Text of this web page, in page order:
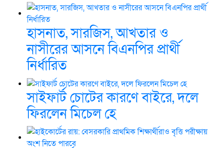
হাসনাত, সারজিস, আখতার ও
নাসীরের আসনে বিএনপির প্রার্থী
নির্ধারিত
সাইফার্ট চোটের কারণে বাইরে, দলে
ফিরলেন মিচেল হে